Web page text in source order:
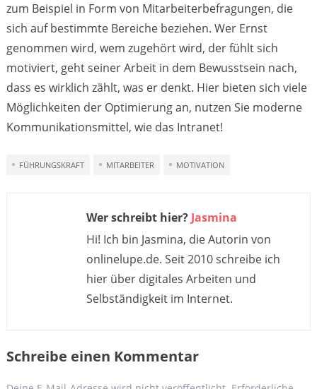
zum Beispiel in Form von Mitarbeiterbefragungen, die
sich auf bestimmte Bereiche beziehen. Wer Ernst
genommen wird, wem zugehört wird, der fühlt sich
motiviert, geht seiner Arbeit in dem Bewusstsein nach,
dass es wirklich zählt, was er denkt. Hier bieten sich viele
Möglichkeiten der Optimierung an, nutzen Sie moderne
Kommunikationsmittel, wie das Intranet!
FÜHRUNGSKRAFT MITARBEITER MOTIVATION
Wer schreibt hier? Jasmina
Hi! Ich bin Jasmina, die Autorin von
onlinelupe.de. Seit 2010 schreibe ich
hier über digitales Arbeiten und
Selbständigkeit im Internet.
Schreibe einen Kommentar